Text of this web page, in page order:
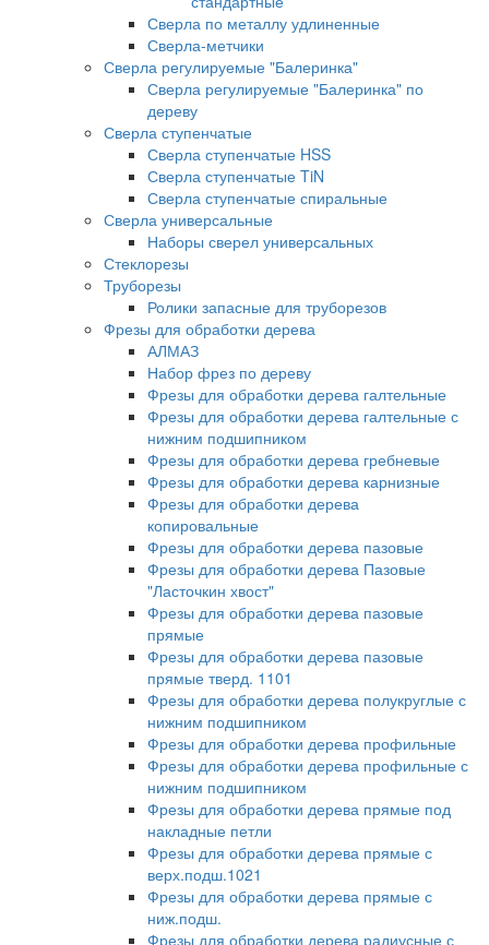
Сверла по металлу удлиненные
Сверла-метчики
Сверла регулируемые "Балеринка"
Сверла регулируемые "Балеринка" по
дереву
Сверла ступенчатые
Сверла ступенчатые HSS
Сверла ступенчатые TiN
Сверла ступенчатые спиральные
Сверла универсальные
Наборы сверел универсальных
Стеклорезы
Труборезы
Ролики запасные для труборезов
Фрезы для обработки дерева
АЛМАЗ
Набор фрез по дереву
Фрезы для обработки дерева галтельные
Фрезы для обработки дерева галтельные с
нижним подшипником
Фрезы для обработки дерева гребневые
Фрезы для обработки дерева карнизные
Фрезы для обработки дерева
копировальные
Фрезы для обработки дерева пазовые
Фрезы для обработки дерева Пазовые
"Ласточкин хвост"
Фрезы для обработки дерева пазовые
прямые
Фрезы для обработки дерева пазовые
прямые тверд. 1101
Фрезы для обработки дерева полукруглые с
нижним подшипником
Фрезы для обработки дерева профильные
Фрезы для обработки дерева профильные с
нижним подшипником
Фрезы для обработки дерева прямые под
накладные петли
Фрезы для обработки дерева прямые с
верх.подш.1021
Фрезы для обработки дерева прямые с
ниж.подш.
Фрезы для обработки дерева радиусные с